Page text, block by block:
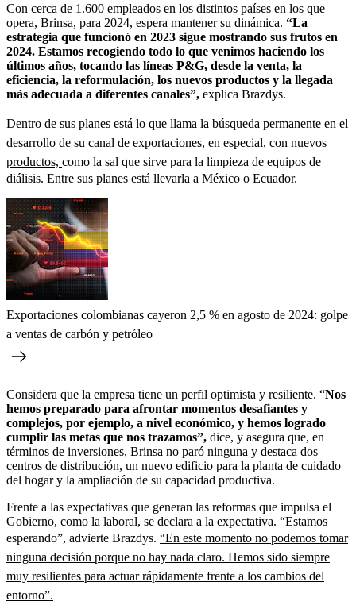
Con cerca de 1.600 empleados en los distintos países en los que
opera, Brinsa, para 2024, espera mantener su dinámica. “La
estrategia que funcionó en 2023 sigue mostrando sus frutos en
2024. Estamos recogiendo todo lo que venimos haciendo los
últimos años, tocando las líneas P&G, desde la venta, la
eficiencia, la reformulación, los nuevos productos y la llegada
más adecuada a diferentes canales”, explica Brazdys.
Dentro de sus planes está lo que llama la búsqueda permanente en el
desarrollo de su canal de exportaciones, en especial, con nuevos
productos, como la sal que sirve para la limpieza de equipos de
diálisis. Entre sus planes está llevarla a México o Ecuador.
Exportaciones colombianas cayeron 2,5 % en agosto de 2024: golpe
a ventas de carbón y petróleo
Considera que la empresa tiene un perfil optimista y resiliente. “Nos
hemos preparado para afrontar momentos desafiantes y
complejos, por ejemplo, a nivel económico, y hemos logrado
cumplir las metas que nos trazamos”, dice, y asegura que, en
términos de inversiones, Brinsa no paró ninguna y destaca dos
centros de distribución, un nuevo edificio para la planta de cuidado
del hogar y la ampliación de su capacidad productiva.
Frente a las expectativas que generan las reformas que impulsa el
Gobierno, como la laboral, se declara a la expectativa. “Estamos
esperando”, advierte Brazdys. “En este momento no podemos tomar
ninguna decisión porque no hay nada claro. Hemos sido siempre
muy resilientes para actuar rápidamente frente a los cambios del
entorno”.